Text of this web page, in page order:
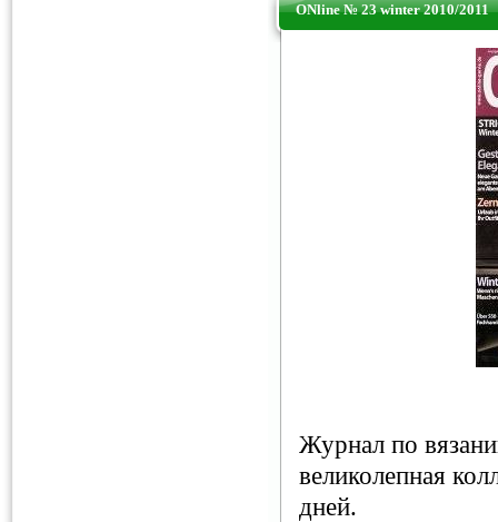
ONline № 23 winter 2010/2011
Журнал по
великолепная
дней.